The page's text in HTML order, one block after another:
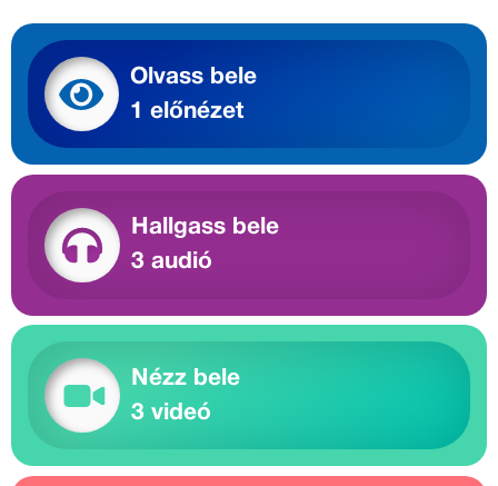
Olvass bele
1 előnézet
Hallgass bele
3 audió
Nézz bele
3 videó